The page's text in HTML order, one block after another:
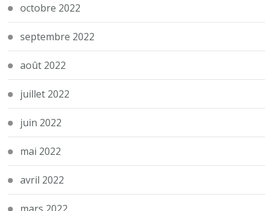
octobre 2022
septembre 2022
août 2022
juillet 2022
juin 2022
mai 2022
avril 2022